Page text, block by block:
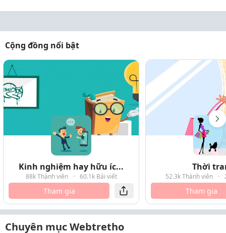
Cộng đồng nổi bật
Kinh nghiệm hay hữu íc...
88k Thành viên · 60.1k Bài viết
Tham gia
Thời
52.3k Thành viên ·
Tham gia
Chuyên mục Webtretho